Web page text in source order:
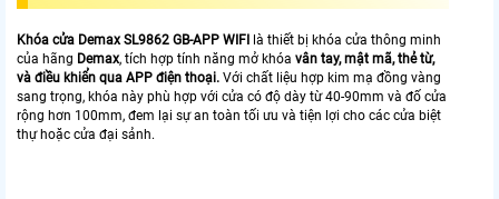
Khóa cửa Demax SL9862 GB-APP WIFI
là thiết bị khóa cửa thông minh
của hãng Demax, tích hợp tính năng mở khóa vân tay, mật mã, thẻ từ,
và điều khiển qua APP điện thoại. Với chất liệu hợp kim mạ đồng vàng
sang trọng, khóa này phù hợp với cửa có độ dày từ 40-90mm và đố cửa
rộng hơn 100mm, đem lại sự an toàn tối ưu và tiện lợi cho các cửa biệt
thự hoặc cửa đại sảnh.